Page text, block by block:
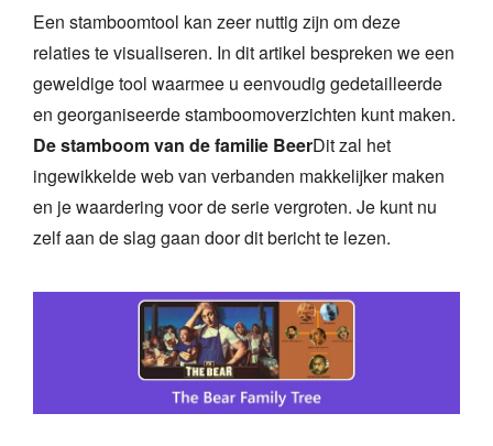
Een stamboomtool kan zeer nuttig zijn om deze
relaties te visualiseren. In dit artikel bespreken we een
geweldige tool waarmee u eenvoudig gedetailleerde
en georganiseerde stamboomoverzichten kunt maken.
De stamboom van de familie BeerDit zal het
ingewikkelde web van verbanden makkelijker maken
en je waardering voor de serie vergroten. Je kunt nu
zelf aan de slag gaan door dit bericht te lezen.